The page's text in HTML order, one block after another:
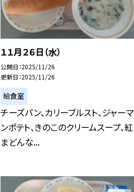
１１月２６日（水）
公開日 2025/11/26
更新日 2025/11/26
給食室
チーズパン、カリーブルスト、ジャーマ
ンポテト、きのこのクリームスープ、紅
まどんな...